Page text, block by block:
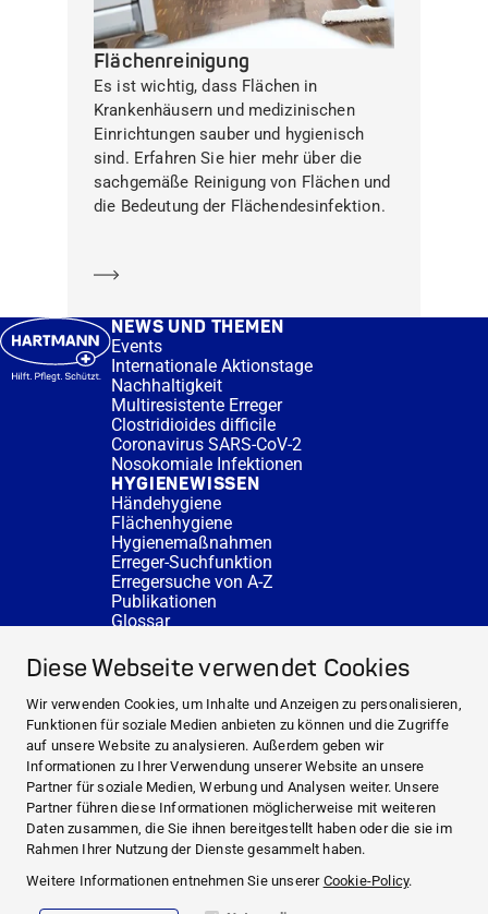
Diese Webseite verwendet Cookies
Wir verwenden Cookies, um Inhalte und Anzeigen zu personalisieren,
Funktionen für soziale Medien anbieten zu können und die Zugriffe
auf unsere Website zu analysieren. Außerdem geben wir
Informationen zu Ihrer Verwendung unserer Website an unsere
Partner für soziale Medien, Werbung und Analysen weiter. Unsere
Partner führen diese Informationen möglicherweise mit weiteren
Daten zusammen, die Sie ihnen bereitgestellt haben oder die sie im
Rahmen Ihrer Nutzung der Dienste gesammelt haben.
Weitere Informationen entnehmen Sie unserer Cookie-Policy.
Flächenreinigung
Es ist wichtig, dass Flächen in
Krankenhäusern und medizinischen
Einrichtungen sauber und hygienisch
sind. Erfahren Sie hier mehr über die
sachgemäße Reinigung von Flächen und
die Bedeutung der Flächendesinfektion.
NEWS UND THEMEN
Events
Internationale Aktionstage
Nachhaltigkeit
Multiresistente Erreger
Clostridioides difficile
Coronavirus SARS-CoV-2
Nosokomiale Infektionen
HYGIENEWISSEN
Händehygiene
Flächenhygiene
Hygienemaßnahmen
Erreger-Suchfunktion
Erregersuche von A-Z
Publikationen
Glossar
SERVICE
Fachberatung
DESINFACTS
Newsletter
Konzentrat-Rechner
Weiterführende Links
Über uns
Fachberatung
NEWS UND THEMEN
HYGIENEWISSEN
SERVICE